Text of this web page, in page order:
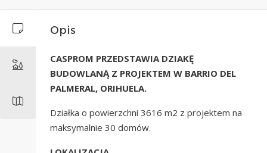
Opis
CASPROM PRZEDSTAWIA DZIAKĘ
BUDOWLANĄ Z PROJEKTEM W BARRIO DEL
PALMERAL, ORIHUELA.
Działka o powierzchni 3616 m2 z projektem na
maksymalnie 30 domów.